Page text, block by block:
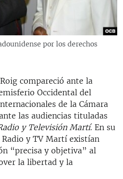
por los derechos
compareció ante la
Occidental del
de la Cámara
las audiencias tituladas
y Televisión Martí. En su
y TV Martí existían
“precisa y objetiva” al
la libertad y la